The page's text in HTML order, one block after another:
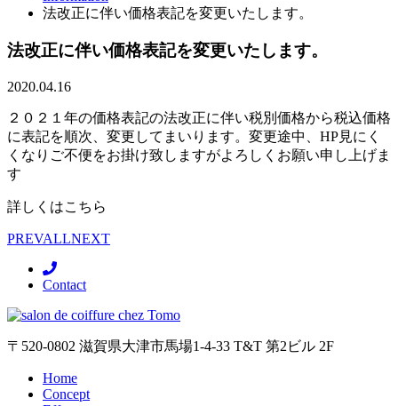
法改正に伴い価格表記を変更いたします。
法改正に伴い価格表記を変更いたします。
2020.04.16
２０２１年の価格表記の法改正に伴い税別価格から税込価格
に表記を順次、変更してまいります。変更途中、HP見にく
くなりご不便をお掛け致しますがよろしくお願い申し上げま
す
詳しくはこちら
PREVALLNEXT
Contact
〒520-0802 滋賀県大津市馬場1-4-33 T&T 第2ビル 2F
Home
Concept